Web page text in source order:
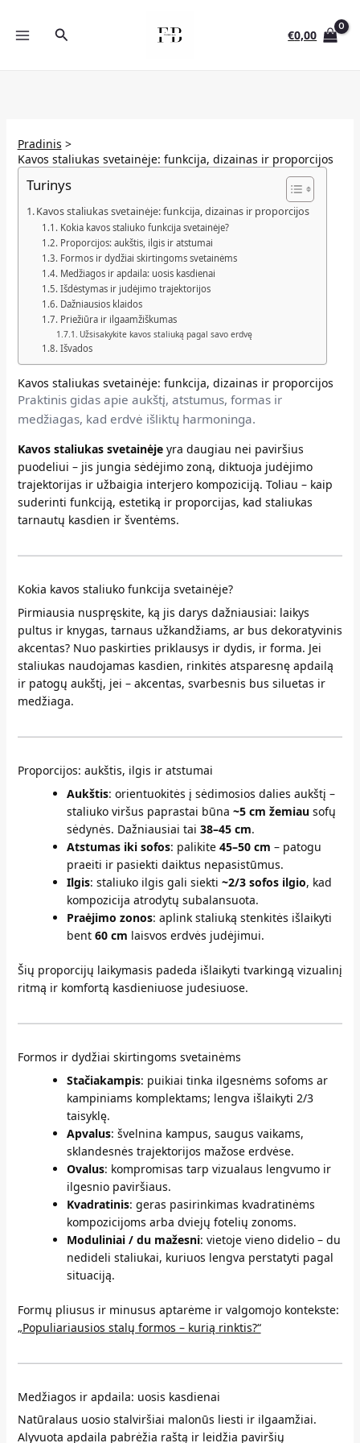
turinio
Paieška €0,00
Pradinis
Kavos staliukas svetainėje: funkcija, dizainas ir proporcijos
Turinys
Kavos staliukas svetainėje: funkcija, dizainas ir proporcijos
Kokia kavos staliuko funkcija svetainėje?
Proporcijos: aukštis, ilgis ir atstumai
Formos ir dydžiai skirtingoms svetainėms
Medžiagos ir apdaila: uosis kasdienai
Išdėstymas ir judėjimo trajektorijos
Dažniausios klaidos
Priežiūra ir ilgaamžiškumas
Užsisakykite kavos staliuką pagal savo erdvę
Išvados
Kavos staliukas svetainėje: funkcija, dizainas ir proporcijos
Praktinis gidas apie aukštį, atstumus, formas ir
medžiagas, kad erdvė išliktų harmoninga.
Kavos staliukas svetainėjeyra daugiau nei paviršius
puodeliui – jis jungia sėdėjimo zoną, diktuoja judėjimo
trajektorijas ir užbaigia interjero kompoziciją. Toliau – kaip
suderinti funkciją, estetiką ir proporcijas, kad staliukas
tarnautų kasdien ir šventėms.
Kokia kavos staliuko funkcija svetainėje?
Pirmiausia nuspręskite, ką jis darys dažniausiai: laikys
pultus ir knygas, tarnaus užkandžiams, ar bus dekoratyvinis
akcentas? Nuo paskirties priklausys ir dydis, ir forma. Jei
staliukas naudojamas kasdien, rinkitės atsparesnę apdailą
ir patogų aukštį, jei – akcentas, svarbesnis bus siluetas ir
medžiaga.
Proporcijos: aukštis, ilgis ir atstumai
Aukštis: orientuokitės į sėdimosios dalies aukštį –
staliuko viršus paprastai būna ~5 cm žemiausofų
sėdynės. Dažniausiai tai 38–45 cm.
Atstumas iki sofos: palikite 45–50 cm – patogu
praeiti ir pasiekti daiktus nepasistūmus.
Ilgis: staliuko ilgis gali siekti ~2/3 sofos ilgio, kad
kompozicija atrodytų subalansuota.
Praėjimo zonos: aplink staliuką stenkitės išlaikyti
bent 60 cm laisvos erdvės judėjimui.
Šių proporcijų laikymasis padeda išlaikyti tvarkingą vizualinį
ritmą ir komfortą kasdieniuose judesiuose.
Formos ir dydžiai skirtingoms svetainėms
Stačiakampis: puikiai tinka ilgesnėms sofoms ar
kampiniams komplektams; lengva išlaikyti 2/3
taisyklę.
Apvalus: švelnina kampus, saugus vaikams,
sklandesnės trajektorijos mažose erdvėse.
Ovalus: kompromisas tarp vizualaus lengvumo ir
ilgesnio paviršiaus.
Kvadratinis: geras pasirinkimas kvadratinėms
kompozicijoms arba dviejų fotelių zonoms.
Moduliniai / du mažesni: vietoje vieno didelio – du
nedideli staliukai, kuriuos lengva perstatyti pagal
situaciją.
Formų pliusus ir minusus aptarėme ir valgomojo kontekste:
„Populiariausios stalų formos – kurią rinktis?“
Medžiagos ir apdaila: uosis kasdienai
Natūralaus uosio stalviršiai malonūs liesti ir ilgaamžiai.
Alyvuota apdaila pabrėžia raštą ir leidžia paviršių